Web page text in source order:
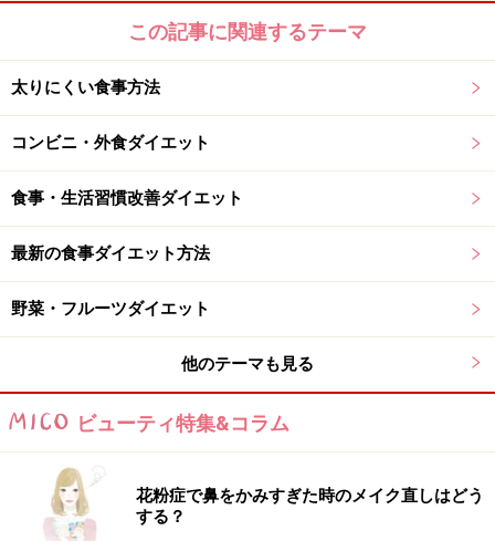
方でおすすめしたいのがサンドイッチ。たまごやツナ、
照り焼きチキンなどが入ったものを選べばタンパク質が
べば、ビタミン、ミネラル、食物繊維などを取ることが
できます。
麺類を選ぶ際は、冷やし中華やちゃんぽん麺など具材の
トッピングが多いものを。カップ麺やうどん、蕎麦など
を選ぶ際は、豚しゃぶサラダや蒸し鶏のサラダなど、タ
ンパク質とビタミン、ミネラルが補えるサイドメニュー
を1品追加すると良いでしょう。
太りやすいコンビニランチ3選
唐揚げ弁当は脂質の取りすぎにもつながります
この記事に関連するテーマ
太りにくい食事方法
コンビニ・外食ダイエット
食事・生活習慣改善ダイエット
最新の食事ダイエット方法
野菜・フルーツダイエット
他のテーマも見る
ビューティ特集&コラム
花粉症で鼻をかみすぎた時のメイク直しはどう
する？